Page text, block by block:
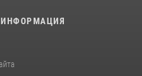
ИНФОРМАЦИЯ